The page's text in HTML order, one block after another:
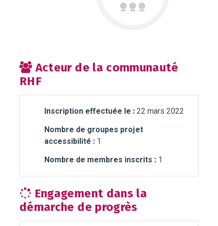
Acteur de la communauté
RHF
Inscription effectuée le :22 mars 2022
Nombre de groupes projet
accessibilité : 1
Nombre de membres inscrits : 1
Engagement dans la
démarche de progrès